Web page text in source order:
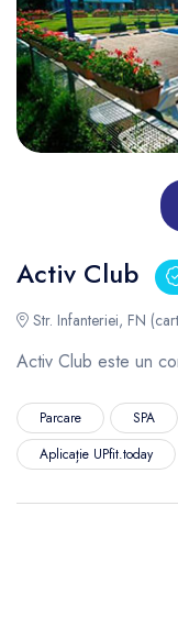
Activ Club
Str. Infanteriei, FN
Activ Club este un
Parcare SPA
Aplicație UPfit.today